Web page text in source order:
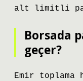
alt limitli
Borsada
geçer?
Emir